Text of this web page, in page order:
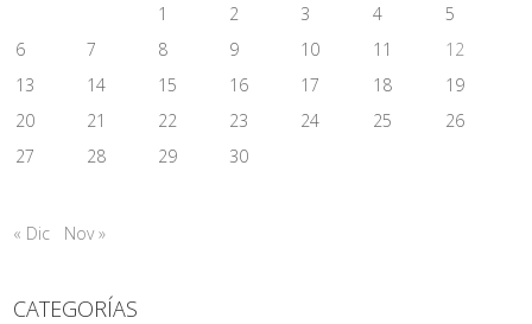
1
2 3 4
5
6
7 8 9 10 11
12
13
14 15 16 17 18
19
20
21 22 23 24 25
26
27
28 29 30
« Dic Nov »
CATEGORÍAS